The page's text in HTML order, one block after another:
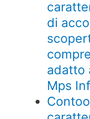
di
adatto
Mps